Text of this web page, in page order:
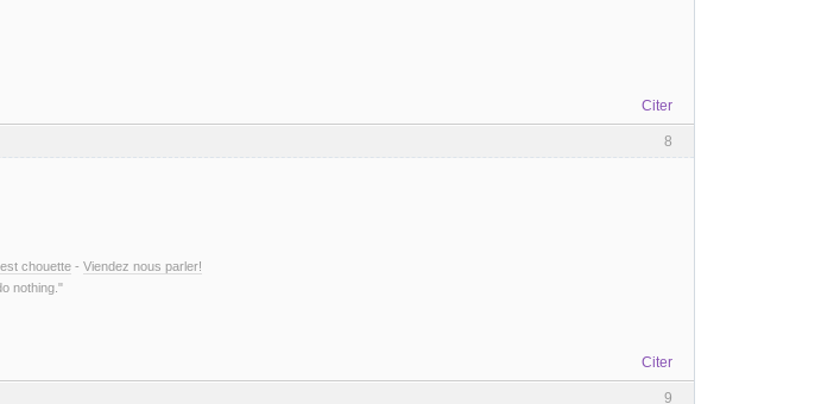
Citer
8
chouette - Viendez nous parler!
nothing."
Citer
9